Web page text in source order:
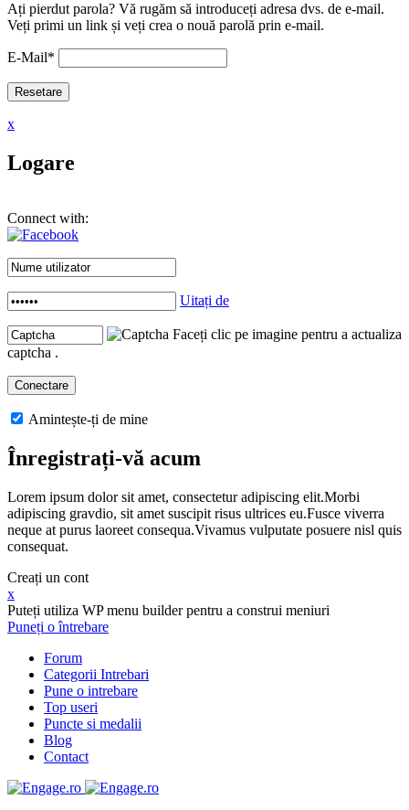
Ați pierdut parola? Vă rugăm să introduceți adresa dvs. de e-mail.
Veți primi un link și veți crea o nouă parolă prin e-mail.
E-Mail*
x
Logare
Connect with:
Uitați de
Faceți clic pe imagine pentru a actualiza
captcha .
Amintește-ți de mine
Înregistrați-vă acum
Lorem ipsum dolor sit amet, consectetur adipiscing elit.Morbi
adipiscing gravdio, sit amet suscipit risus ultrices eu.Fusce viverra
neque at purus laoreet consequa.Vivamus vulputate posuere nisl quis
consequat.
Creați un cont
x
Puteți utiliza WP menu builder pentru a construi meniuri
Puneți o întrebare
Forum
Categorii Intrebari
Pune o intrebare
Top useri
Puncte si medalii
Blog
Contact